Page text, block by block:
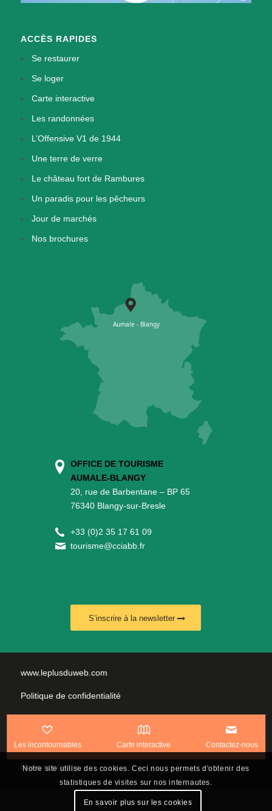
Les incontournables Carte interactive Contactez-nous
ACCÈS RAPIDES
Se restaurer
Se loger
Carte interactive
Les randonnées
L’Offensive V1 de 1944
Une terre de verre
Le château fort de Rambures
Un paradis pour les pêcheurs
Jour de marchés
Nos brochures
OFFICE DE TOURISME
AUMALE-BLANGY
20, rue de Barbentane – BP 65
76340 Blangy-sur-Bresle
+33 (0)2 35 17 61 09
tourisme@cciabb.fr
S’inscrire à la newsletter
www.leplusduweb.com
Politique de confidentialité
Mentions légales
Nous contacter
Notre site utilise des cookies. Ceci nous permets d'obtenir des
statistiques de visites sur nos internautes.
En savoir plus sur les cookies